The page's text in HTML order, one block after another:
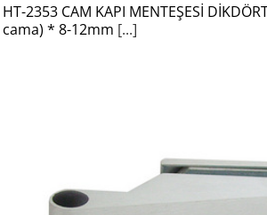
HT-2353 CAM KAPI MENTEŞESİ
cama) * 8-12mm [...]